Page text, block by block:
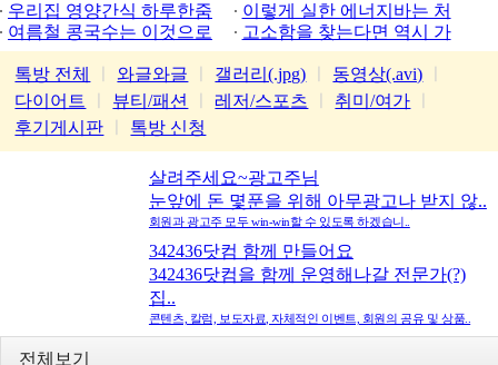
우리집 영양간식 하루한줌
이렇게 실한 에너지바는 처
음
여름철 콩국수는 이것으로
고소함을 찾는다면 역시 가
평잣
톡방 전체
와글와글 갤러리(.jpg) 동영상(.avi)
다이어트
뷰티/패션 레저/스포츠 취미/여가
후기게시판
톡방 신청
살려주세요~광고주님
눈앞에 돈 몇푼을 위해 아무광고나 받지 않..
회원과 광고주 모두 win-win할 수 있도록 하겠습니..
342436닷컴 함께 만들어요
342436닷컴을 함께 운영해나갈 전문가(?)
집..
콘텐츠, 칼럼, 보도자료, 자체적인 이벤트, 회원의 공유 및 상품..
전체보기